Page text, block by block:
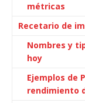
métricas
Recetario de
Nombres y
hoy
Ejemplos de
rendimiento